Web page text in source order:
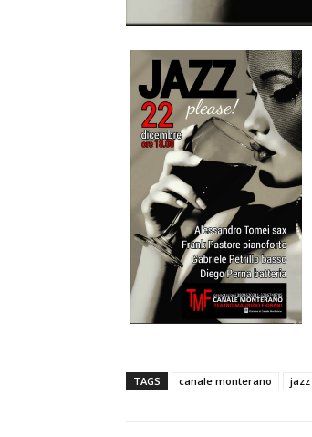
TAGS canale monterano jazz